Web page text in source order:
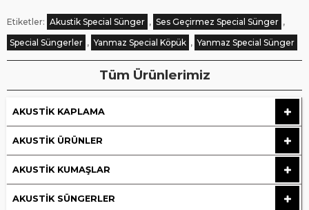
Etiketler: Akustik Special Sünger , Ses Geçirmez Special Sünger ,
Special Süngerler , Yanmaz Special Köpük , Yanmaz Special Sünger
Tüm Ürünlerimiz
AKUSTIK KAPLAMA
AKUSTIK ÜRÜNLER
AKUSTIK KUMAŞLAR
AKUSTIK SÜNGERLER